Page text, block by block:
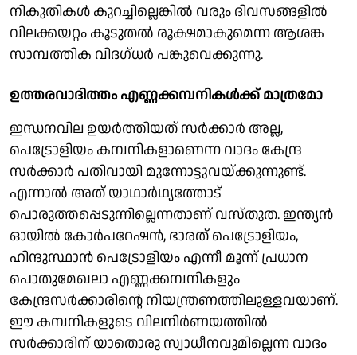
നികുതികള്‍ കുറച്ചില്ലെങ്കില്‍ വരും ദിവസങ്ങളില്‍
വിലക്കയറ്റം കൂടുതല്‍ രൂക്ഷമാകുമെന്ന ആശങ്ക
സാമ്പത്തിക വിദഗ്ധര്‍ പങ്കുവെക്കുന്നു.
ഉത്തരവാദിത്തം എണ്ണക്കമ്പനികള്‍ക്ക് മാത്രമോ
ഇന്ധനവില ഉയര്‍ത്തിയത് സര്‍ക്കാര്‍ അല്ല,
പെട്രോളിയം കമ്പനികളാണെന്ന വാദം കേന്ദ്ര
സര്‍ക്കാര്‍ പതിവായി മുന്നോട്ടുവയ്ക്കുന്നുണ്ട്.
എന്നാല്‍ അത് യാഥാര്‍ഥ്യത്തോട്
പൊരുത്തപ്പെടുന്നില്ലെന്നതാണ് വസ്തുത. ഇന്ത്യന്‍
ഓയില്‍ കോര്‍പറേഷന്‍, ഭാരത് പെട്രോളിയം,
ഹിന്ദുസ്ഥാന്‍ പെട്രോളിയം എന്നീ മൂന്ന് പ്രധാന
പൊതുമേഖലാ എണ്ണക്കമ്പനികളും
കേന്ദ്രസര്‍ക്കാരിന്റെ നിയന്ത്രണത്തിലുള്ളവയാണ്.
ഈ കമ്പനികളുടെ വിലനിര്‍ണയത്തില്‍
സര്‍ക്കാരിന് യാതൊരു സ്വാധീനവുമില്ലെന്ന വാദം